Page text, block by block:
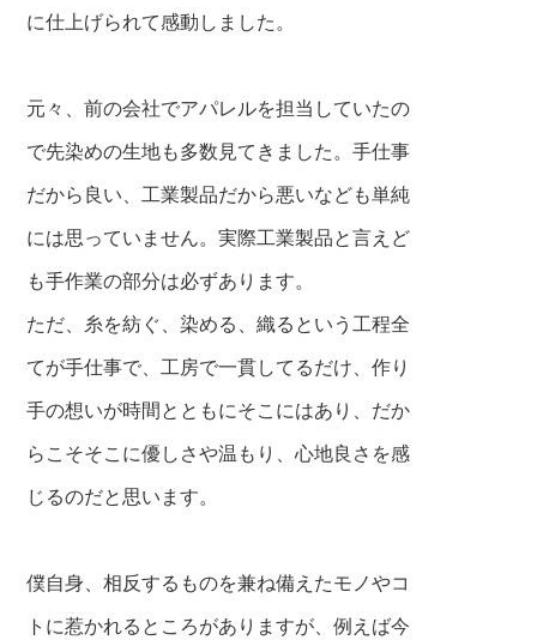
に仕上げられて感動しました。
元々、前の会社でアパレルを担当していたの
で先染めの生地も多数見てきました。手仕事
だから良い、工業製品だから悪いなども単純
には思っていません。実際工業製品と言えど
も手作業の部分は必ずあります。
ただ、糸を紡ぐ、染める、織るという工程全
てが手仕事で、工房で一貫してるだけ、作り
手の想いが時間とともにそこにはあり、だか
らこそそこに優しさや温もり、心地良さを感
じるのだと思います。
僕自身、相反するものを兼ね備えたモノやコ
トに惹かれるところがありますが、例えば今